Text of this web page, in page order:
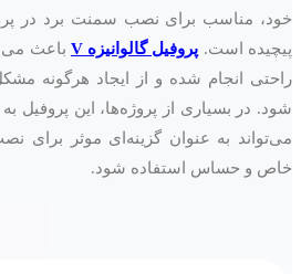
خود، مناسب برای نصب سمنت برد در
پیچیده است. پروفیل گالوانیزه V
باعث
راحتی انجام شده و از ایجاد هرگونه
شود. در بسیاری از پروژه‌ها، این پروفیل
می‌تواند به عنوان گزینه‌ای موثر برای
خاص و حساس استفاده شود.